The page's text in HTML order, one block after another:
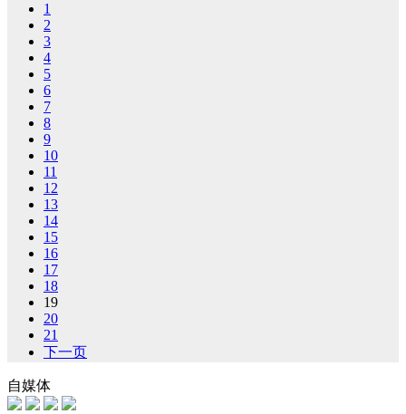
1
2
3
4
5
6
7
8
9
10
11
12
13
14
15
16
17
18
19
20
21
下一页
自媒体